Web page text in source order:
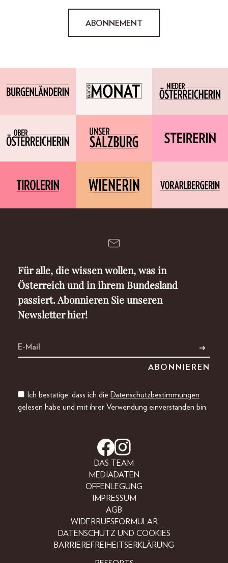
ABONNEMENT
Für alle, die wissen wollen, was in
Österreich und in ihrem Bundesland
passiert. Abonnieren Sie unseren
Newsletter hier!
Ich bestätige, dass ich die Datenschutzbestimmungen
gelesen habe und mit ihrer Verwendung einverstanden bin.
DAS TEAM
MEDIADATEN
OFFENLEGUNG
IMPRESSUM
AGB
WIDERRUFSFORMULAR
DATENSCHUTZ UND COOKIES
BARRIEREFREIHEITSERKLÄRUNG